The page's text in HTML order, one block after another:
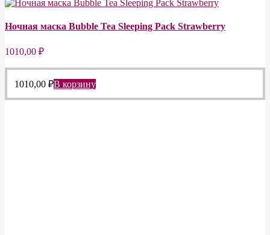
Ночная маска Bubble Tea Sleeping Pack Strawberry
1010,00 ₽
1010,00 ₽В корзину